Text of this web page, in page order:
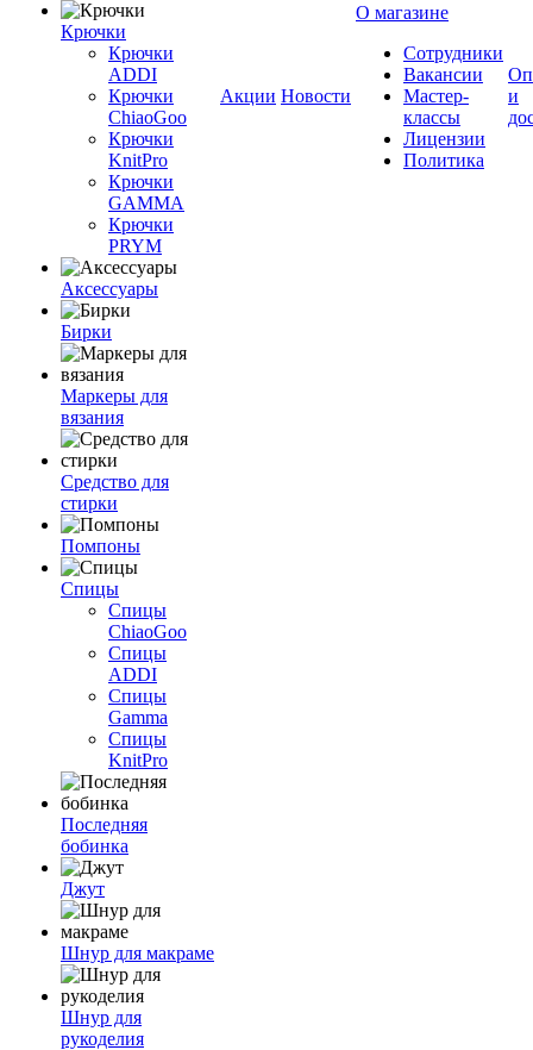
Крючки
Крючки
ADDI
Крючки
ChiaoGoo
Крючки
KnitPro
Крючки
GAMMA
Крючки
PRYM
Аксессуары
Бирки
Маркеры для
вязания
Средство для
стирки
Помпоны
Спицы
Спицы
ChiaoGoo
Спицы
ADDI
Спицы
Gamma
Спицы
KnitPro
Последняя
бобинка
Джут
Шнур для макраме
Шнур для
рукоделия
Акции Новости
О магазине
Сотрудники
Вакансии
Мастер-
классы
Лицензии
Политика
и